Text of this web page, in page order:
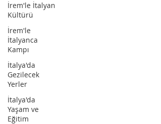
İrem'le İtalyan
Kültürü
İrem'le
İtalyanca
Kampı
İtalya'da
Gezilecek
Yerler
İtalya'da
Yaşam ve
Eğitim